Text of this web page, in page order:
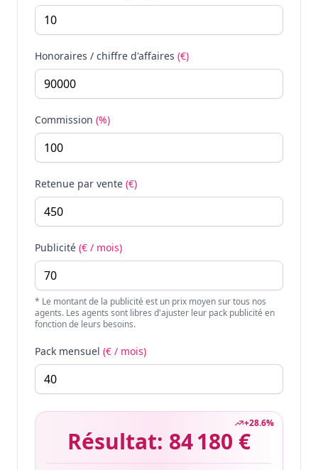
Honoraires / chiffre d'affaires (€)
Commission (%)
Retenue par vente (€)
Publicité (€ / mois)
* Le montant de la publicité est un prix moyen sur tous nos
agents. Les agents sont libres d'ajuster leur pack publicité en
fonction de leurs besoins.
Pack mensuel (€ / mois)
+28.6%
Résultat: 84 180 €